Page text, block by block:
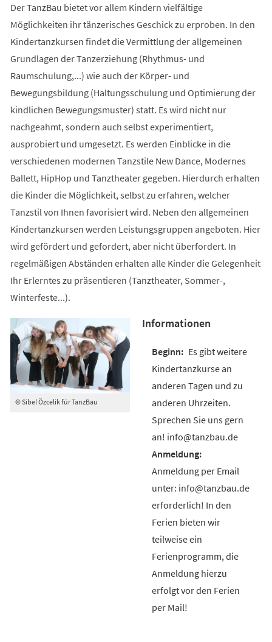
Der TanzBau bietet vor allem Kindern vielfältige
Möglichkeiten ihr tänzerisches Geschick zu erproben. In den
Kindertanzkursen findet die Vermittlung der allgemeinen
Grundlagen der Tanzerziehung (Rhythmus- und
Raumschulung,...) wie auch der Körper- und
Bewegungsbildung (Haltungsschulung und Optimierung der
kindlichen Bewegungsmuster) statt. Es wird nicht nur
nachgeahmt, sondern auch selbst experimentiert,
ausprobiert und umgesetzt. Es werden Einblicke in die
verschiedenen modernen Tanzstile New Dance, Modernes
Ballett, HipHop und Tanztheater gegeben. Hierdurch erhalten
die Kinder die Möglichkeit, selbst zu erfahren, welcher
Tanzstil von Ihnen favorisiert wird. Neben den allgemeinen
Kindertanzkursen werden Leistungsgruppen angeboten. Hier
wird gefördert und gefordert, aber nicht überfordert. In
regelmäßigen Abständen erhalten alle Kinder die Gelegenheit
Ihr Erlerntes zu präsentieren (Tanztheater, Sommer-,
Winterfeste...).
© Sibel Özcelik für TanzBau
Informationen
Es gibt weitere
Kindertanzkurse an
anderen Tagen und zu
anderen Uhrzeiten.
Sprechen Sie uns gern
an! info@tanzbau.de
Anmeldung per Email
unter: info@tanzbau.de
erforderlich! In den
Ferien bieten wir
teilweise ein
Ferienprogramm, die
Anmeldung hierzu
erfolgt vor den Ferien
per Mail!